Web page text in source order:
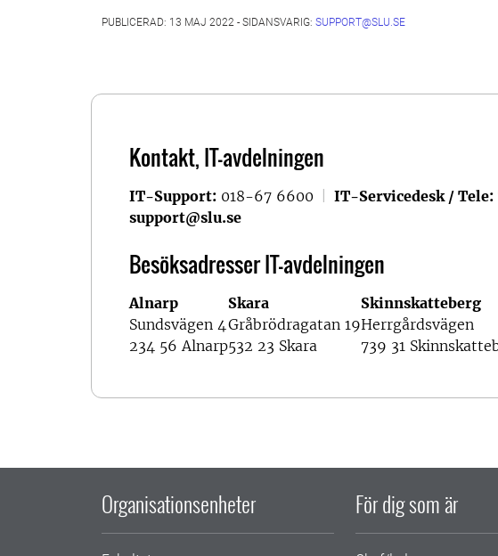
PUBLICERAD: 13 MAJ 2022 - SIDANSVARIG: SUPPORT@SLU.SE
Kontakt, IT-avdelningen
IT-Support: 018-67 6600 IT-Servicedesk / Tele:
support@slu.se
Besöksadresser IT-avdelningen
Alnarp
Sundsvägen 4
234 56 Alnarp
Skara
Gråbrödragatan 19
532 23 Skara
Skinnskatteberg
Herrgårdsvägen
739 31
Organisationsenheter För dig som är